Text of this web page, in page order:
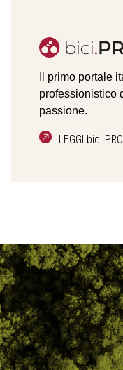
Il primo portale
professionistico
passione.
LEGGI bici.PRO